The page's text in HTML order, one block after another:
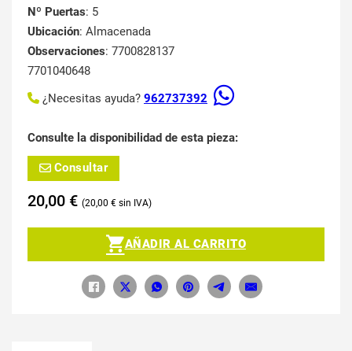
Nº Puertas: 5
Ubicación: Almacenada
Observaciones: 7700828137
7701040648
¿Necesitas ayuda? 962737392
Consulte la disponibilidad de esta pieza:
Consultar
20,00 € 20,00 €
AÑADIR AL CARRITO